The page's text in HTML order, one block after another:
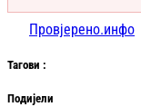
Провјерено.инфо
Тагови :
Подијели